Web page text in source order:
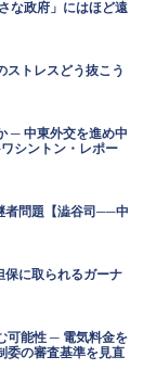
な政府」にはほど遠
トレスどう抜こう
─ 中東外交を進め中
シントン・レポー
者問題【澁谷司──中
に取られるガーナ
可能性 ─ 電気料金を
委の審査基準を見直